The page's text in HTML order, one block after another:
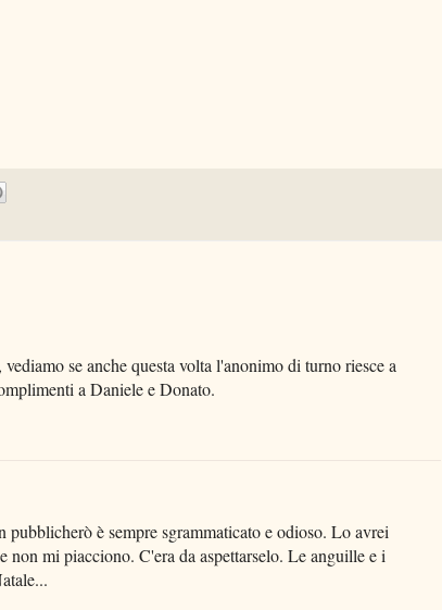
se anche questa volta l'anonimo di turno riesce a
a Daniele e Donato.
è sempre sgrammaticato e odioso. Lo avrei
mi piacciono. C'era da aspettarselo. Le anguille e i